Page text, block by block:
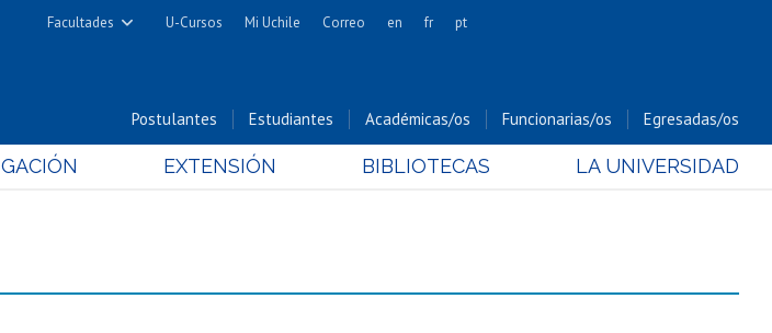
Facultades
Cs. Físicas y Matemáticas
Cs. Forestales y Conservación
Cs. Químicas y Farmacéuticas
Cs. Sociales
U-Cursos Mi Uchile Correo en fr pt
Postulantes Estudiantes Académicas/os Funcionarias/os Egresadas/os
EXTENSIÓN BIBLIOTECAS LA UNIVERSIDAD